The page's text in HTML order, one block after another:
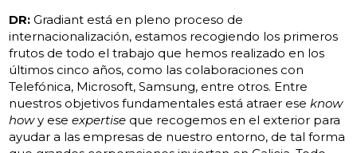
DR: Gradiant está en pleno proceso de
internacionalización, estamos recogiendo los primeros
frutos de todo el trabajo que hemos realizado en los
últimos cinco años, como las colaboraciones con
Telefónica, Microsoft, Samsung, entre otros. Entre
nuestros objetivos fundamentales está atraer eseknow
howy eseexpertise que recogemos en el exterior para
ayudar a las empresas de nuestro entorno, de tal forma